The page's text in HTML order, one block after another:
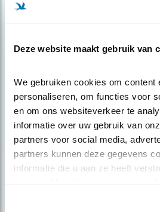
Deze website maakt gebruik van
We gebruiken cookies om content
personaliseren, om functies voor
en om ons websiteverkeer te
informatie over uw gebruik van
partners voor social media,
partners kunnen deze gegevens
informatie die u aan ze heeft
over vogels en activiteiten van